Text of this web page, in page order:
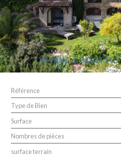
Référence
Type de Bien
Surface
Nombres de pièces
surface terrain